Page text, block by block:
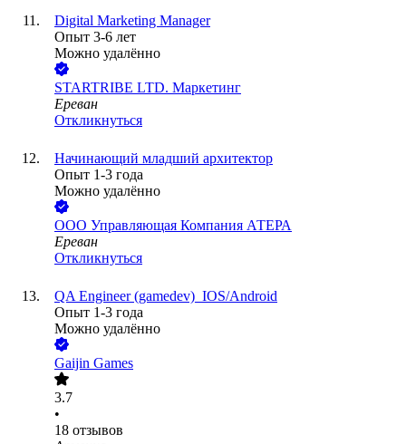
Digital Marketing Manager
Опыт 3-6 лет
Можно удалённо
STARTRIBE LTD. Маркетинг
Ереван
Откликнуться
Начинающий младший архитектор
Опыт 1-3 года
Можно удалённо
ООО Управляющая Компания АТЕРА
Ереван
Откликнуться
QA Engineer (gamedev)_IOS/Android
Опыт 1-3 года
Можно удалённо
Gaijin Games
3.7
•
18 отзывов